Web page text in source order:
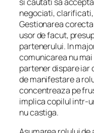
negociati,
Gestionarea
usor de facut,
partenerului. In
comunicarea nu
partener dispare iar
de manifestare a
concentreaza pe
implica copilul intr-
nu castiga.